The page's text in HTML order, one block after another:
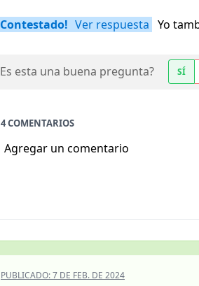
Contestado! Ver respuesta Yo
Es esta una buena pregunta? SÍ
4 COMENTARIOS
Agregar un comentario
PUBLICADO:7 DE FEB. DE 2024